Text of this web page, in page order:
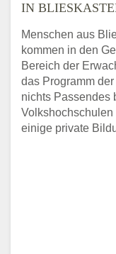
IN
Menschen aus
kommen in den
Bereich der
das Programm
nichts Passendes
einige private